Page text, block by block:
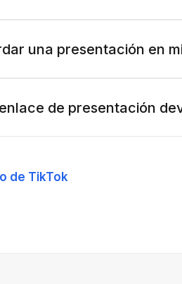
una presentación en
de presentación
de TikTok